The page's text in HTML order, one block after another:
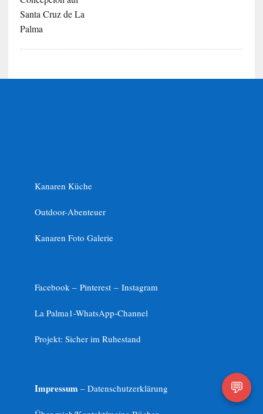
Kanaren Küche
Outdoor-Abenteuer
Kanaren Foto Galerie
Facebook – Pinterest – Instagram
La Palma1-WhatsApp-Channel
Projekt: Sicher im Ruhestand
Impressum – Datenschutzerklärung 💬